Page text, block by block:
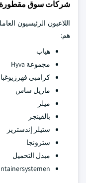
شركات سوق مقطورة Hooklift
اللاعبون الرئيسيون
هم:
هياب
مجموعة Hyva
كرامبي
ماريل ساس
ميلر
بالفينجر
ستيلر إندستريز
سترونجا
مبدل التحميل